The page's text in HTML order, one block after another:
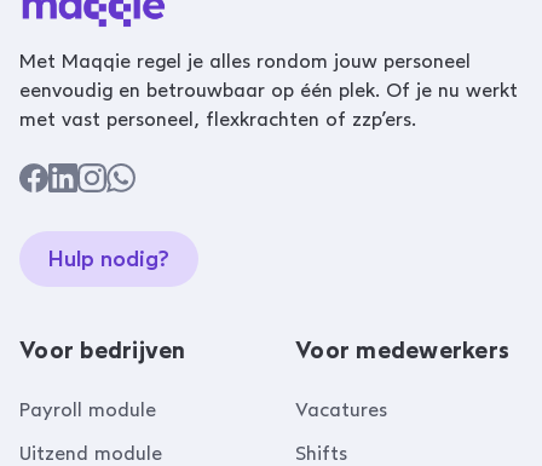
Met Maqqie regel je alles rondom jouw personeel
eenvoudig en betrouwbaar op één plek. Of je nu werkt
met vast personeel, flexkrachten of zzp’ers.
Hulp nodig?
Voor bedrijven
Payroll module
Uitzend module
Voor medewerkers
Vacatures
Shifts